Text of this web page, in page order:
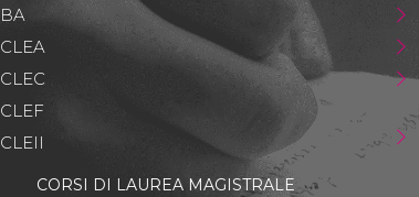
BA
CLEA
CLEC
CLEF
CLEII
CORSI DI LAUREA MAGISTRALE